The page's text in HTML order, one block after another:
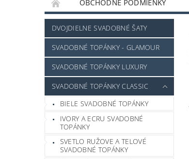
OBCHODNÉ PODMIENKY
NAPÍŠTE NÁM
DVOJDIELNE SVADOBNÉ ŠATY
SVADOBNÉ TOPÁNKY - GLAMOUR
SVADOBNÉ TOPÁNKY LUXURY
SVADOBNÉ TOPÁNKY CLASSIC
BIELE SVADOBNÉ TOPÁNKY
IVORY A ECRU SVADOBNÉ
TOPÁNKY
SVETLO RUŽOVE A TELOVÉ
SVADOBNÉ TOPÁNKY